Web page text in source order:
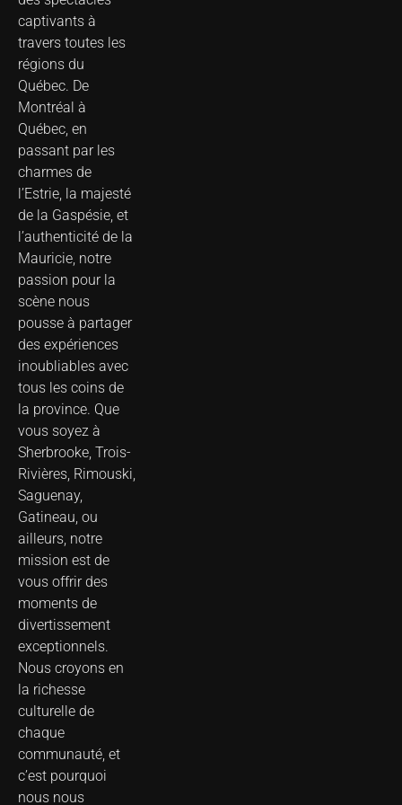
captivants à
travers toutes les
régions du
Québec. De
Montréal à
Québec, en
passant par les
charmes de
l’Estrie, la majesté
de la Gaspésie, et
l’authenticité de la
Mauricie, notre
passion pour la
scène nous
pousse à partager
des expériences
inoubliables avec
tous les coins de
la province. Que
vous soyez à
Sherbrooke, Trois-
Rivières, Rimouski,
Saguenay,
Gatineau, ou
ailleurs, notre
mission est de
vous offrir des
moments de
divertissement
exceptionnels.
Nous croyons en
la richesse
culturelle de
chaque
communauté, et
c’est pourquoi
nous nous